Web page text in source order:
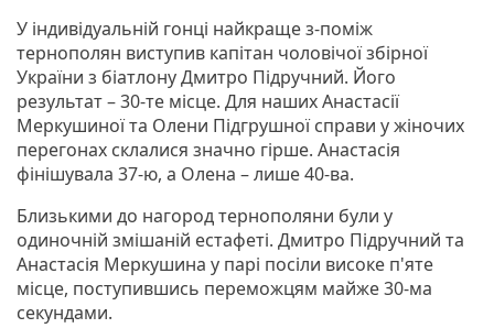
У індивідуальній гонці найкраще з-поміж
тернополян виступив капітан чоловічої збірної
України з біатлону Дмитро Підручний. Його
результат – 30-те місце. Для наших Анастасії
Меркушиної та Олени Підгрушної справи у жіночих
перегонах склалися значно гірше. Анастасія
фінішувала 37-ю, а Олена – лише 40-ва.
Близькими до нагород тернополяни були у
одиночній змішаній естафеті. Дмитро Підручний та
Анастасія Меркушина у парі посіли високе п'яте
місце, поступившись переможцям майже 30-ма
секундами.